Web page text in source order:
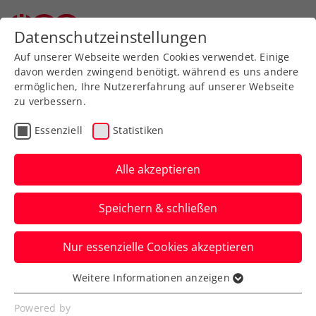
Jürgen Melzer on Tour
Individualförderung
Jürgen Melzer fährt einmal im
Jahr zusätzlich zu den
Datenschutzeinstellungen
Auf unserer Webseite werden Cookies verwendet. Einige
davon werden zwingend benötigt, während es uns andere
ermöglichen, Ihre Nutzererfahrung auf unserer Webseite
zu verbessern.
Essenziell Statistiken
Alle akzeptieren
Speichern & schließen
Nur essenzielle Cookies akzeptieren
Essenziell
Essenzielle Cookies werden für grundlegende
Weitere Informationen anzeigen
Powered by